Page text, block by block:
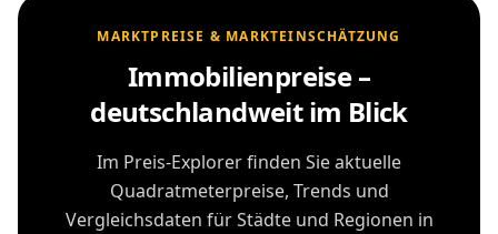
MARKTPREISE & MARKTEINSCHÄTZUNG
Immobilienpreise –
deutschlandweit im Blick
Im Preis-Explorer finden Sie aktuelle
Quadratmeterpreise, Trends und
Vergleichsdaten für Städte und Regionen in